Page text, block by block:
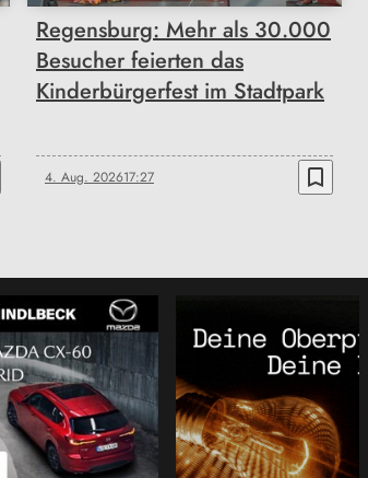
Regensburg: Mehr als 30.000
Besucher feierten das
Kinderbürgerfest im Stadtpark
4. Aug. 202617:27 bookmark_border